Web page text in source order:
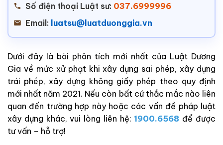
Số điện thoại Luật sư: 037.6999996
Email: luatsu@luatduonggia.vn
Dưới đây là bài phân tích mới nhất của Luật Dương
Gia về mức xử phạt khi xây dựng sai phép, xây dựng
trái phép, xây dựng không giấy phép theo quy định
mới nhất năm 2021. Nếu còn bất cứ thắc mắc nào liên
quan đến trường hợp này hoặc các vấn đề pháp luật
xây dựng khác, vui lòng liên hệ:1900.6568 để được
tư vấn – hỗ trợ!